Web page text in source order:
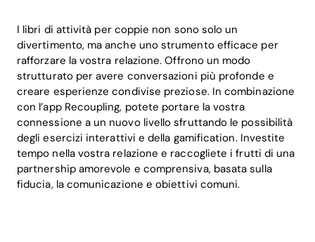
I libri di attività per coppie non sono solo un
divertimento, ma anche uno strumento efficace per
rafforzare la vostra relazione. Offrono un modo
strutturato per avere conversazioni più profonde e
creare esperienze condivise preziose. In combinazione
con l’app Recoupling, potete portare la vostra
connessione a un nuovo livello sfruttando le possibilità
degli esercizi interattivi e della gamification. Investite
tempo nella vostra relazione e raccogliete i frutti di una
partnership amorevole e comprensiva, basata sulla
fiducia, la comunicazione e obiettivi comuni.